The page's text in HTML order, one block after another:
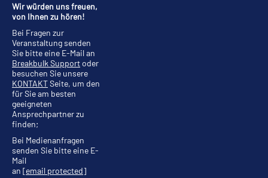
Wir würden uns freuen,
von Ihnen zu hören!
Bei Fragen zur
Veranstaltung senden
Sie bitte eine E-Mail an
Breakbulk Supportoder
besuchen Sie unsere
KONTAKTSeite, um den
für Sie am besten
geeigneten
Ansprechpartner zu
finden;
Bei Medienanfragen
senden Sie bitte eine E-
Mail
an [email protected]